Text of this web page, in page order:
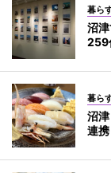
暮ら
沼
259
暮ら
沼
連